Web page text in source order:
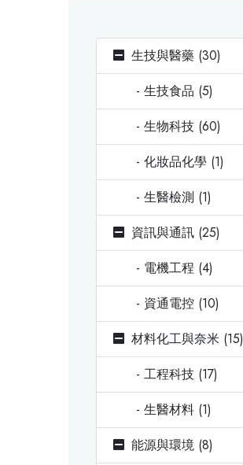
生技與醫藥 (30)
- 生技食品 (5)
- 生物科技 (60)
- 化妝品化學 (1)
- 生醫檢測 (1)
資訊與通訊 (25)
- 電機工程 (4)
- 資通電控 (10)
材料化工與奈米 (15)
- 工程科技 (17)
- 生醫材料 (1)
能源與環境 (8)